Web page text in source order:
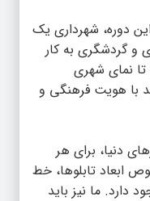
دوره، شهرداری یک
گردشگری به کار
تا نمای شهری
با هویت فرهنگی و
دنیا، برای هر
ابعاد تابلوها، خط
دارد. ما نیز باید